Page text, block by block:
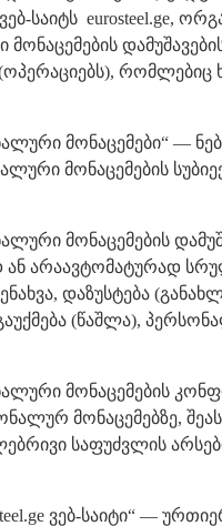
საიტს eurosteel.ge,
მონაცემები“ —
მონაცემების
მონაცემების
არაავტომატურად
დაზუსტება
(წაშლა),
მონაცემების
მონაცემებზე,
საფუძვლის
ვებ-საიტი“ —